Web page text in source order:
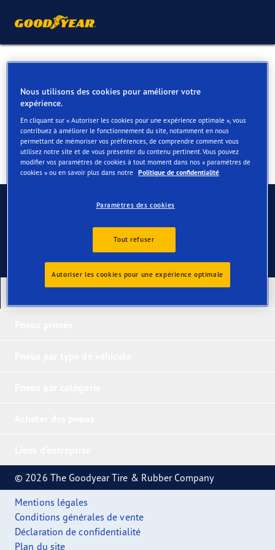
Pneus été pour votre BMW
7er
© 2026 The Goodyear Tire & Rubber Company
Mentions légales
Conditions générales de vente
Déclaration de confidentialité
Plan du site
Nous utilisons des cookies pour améliorer votre
expérience.
En cliquant sur « Autoriser les cookies pour une expérience optimale », vous
contribuez à améliorer le fonctionnement du site, notamment en nous
permettant de mémoriser vos préférences, de comprendre comment vous
utilisez notre site et de vous présenter du contenu pertinent. Vous pouvez
modifier vos paramètres de cookies à tout moment dans nos « paramètres de
cookies » ou en savoir plus dans notre Politique de confidentialité
Paramètres des cookies
Tout refuser
Autoriser les cookies pour une expérience optimale